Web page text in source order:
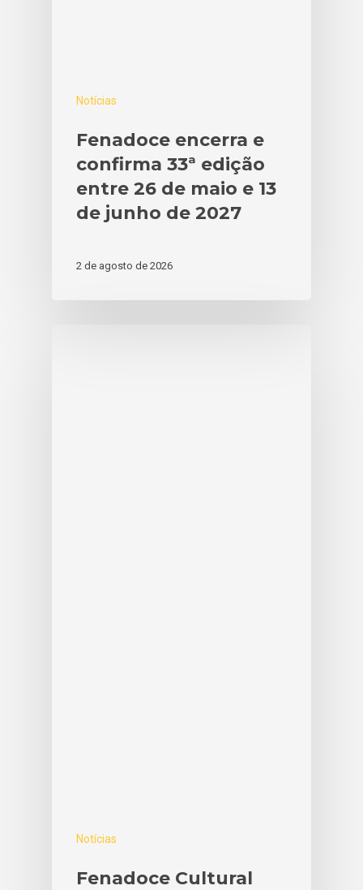
Notícias
Fenadoce encerra e
confirma 33ª edição
entre 26 de maio e 13
de junho de 2027
2 de agosto de 2026
Notícias
Fenadoce Cultural
CORTE
EXPOSITORES
PELOTAS – CIDADE
DOCE
CADASTRO
FOTOS E VÍDEOS
FENADOCE
CONTATO
SUGESTÕES
ESPANHOL